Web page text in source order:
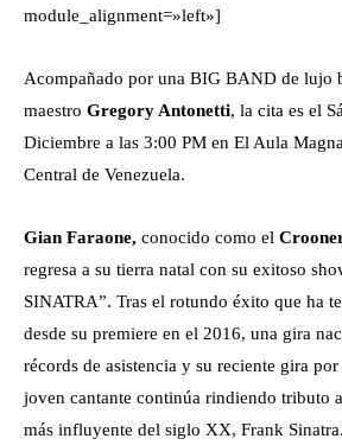
module_alignment=»left»]
Acompañado por una BIG BAND de lujo
maestro Gregory Antonetti, la cita es el
Diciembre a las 3:00 PM en El Aula
Central de Venezuela.
Gian Faraone, conocido como el
regresa a su tierra natal con su exitoso
SINATRA”. Tras el rotundo éxito que ha
desde su premiere en el 2016, una gira
récords de asistencia y su reciente gira
joven cantante continúa rindiendo tributo
más influyente del siglo XX, Frank Sinatra.